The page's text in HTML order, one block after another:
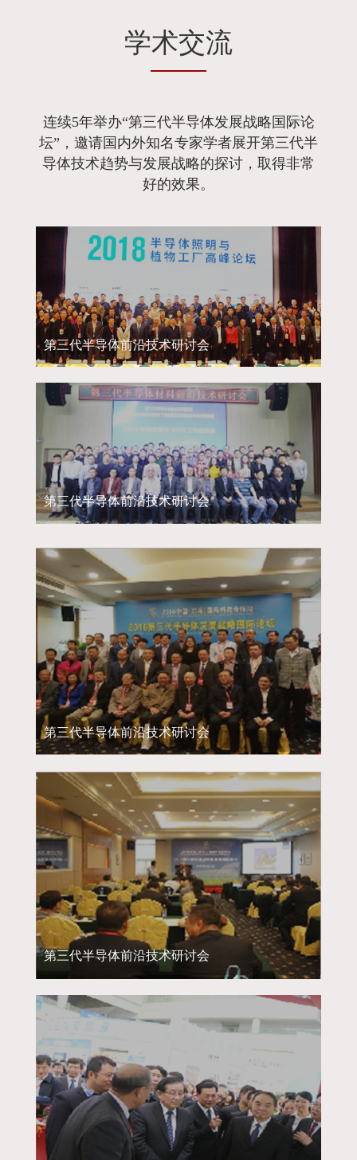
学术交流
连续5年举办“第三代半导体发展战略国际论
坛”，邀请国内外知名专家学者展开第三代半
导体技术趋势与发展战略的探讨，取得非常
好的效果。
第三代半导体前沿技术研讨会
第三代半导体前沿技术研讨会
第三代半导体前沿技术研讨会
第三代半导体前沿技术研讨会